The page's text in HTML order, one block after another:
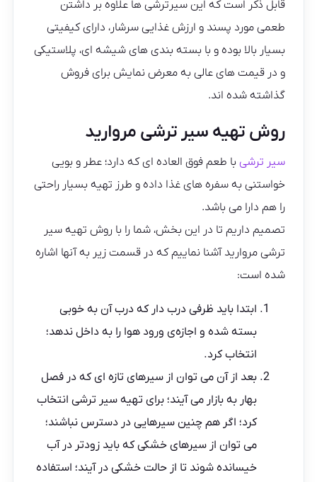
قابل ذکر است که این سیرترشی ها علاوه بر داشتن
طعمی مورد پسند و ارزش غذایی سرشار، دارای کیفیتی
بسیار بالا بوده و با بسته بندی های شیشه ای، پلاستیکی
و در قیمت های عالی به معرض نمایش برای فروش
گذاشته شده اند.
روش تهیه سیر ترشی مروارید
سیر ترشی با طعم فوق العاده ای که دارد؛ عطر و بویی
خواستنی به سفره های غذا داده و طرز تهیه بسیار راحتی
را هم دارا می باشد.
تصمیم داریم تا در این بخش، شما را با روش تهیه سیر
ترشی مروارید آشنا نماییم که در قسمت زیر به آنها اشاره
شده است:
ابتدا باید ظرفی درب دار که درب آن به خوبی
بسته شده و اجازه‌ی ورود هوا را به داخل ندهد؛
انتخاب کرد.
بعد از آن می توان از سیرهای تازه ای که در فصل
بهار به بازار می آیند؛ برای تهیه سیر ترشی انتخاب
کرد؛ اگر هم چنین سیرهایی در دسترس نباشند؛
می توان از سیرهای خشکی که باید زودتر در آب
خیسانده شوند تا از حالت خشکی در آیند؛ استفاده